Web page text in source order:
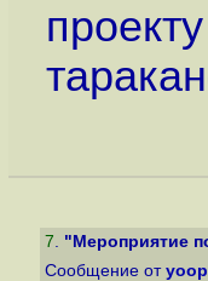
7. "Мероприятие
Сообщение от yoop